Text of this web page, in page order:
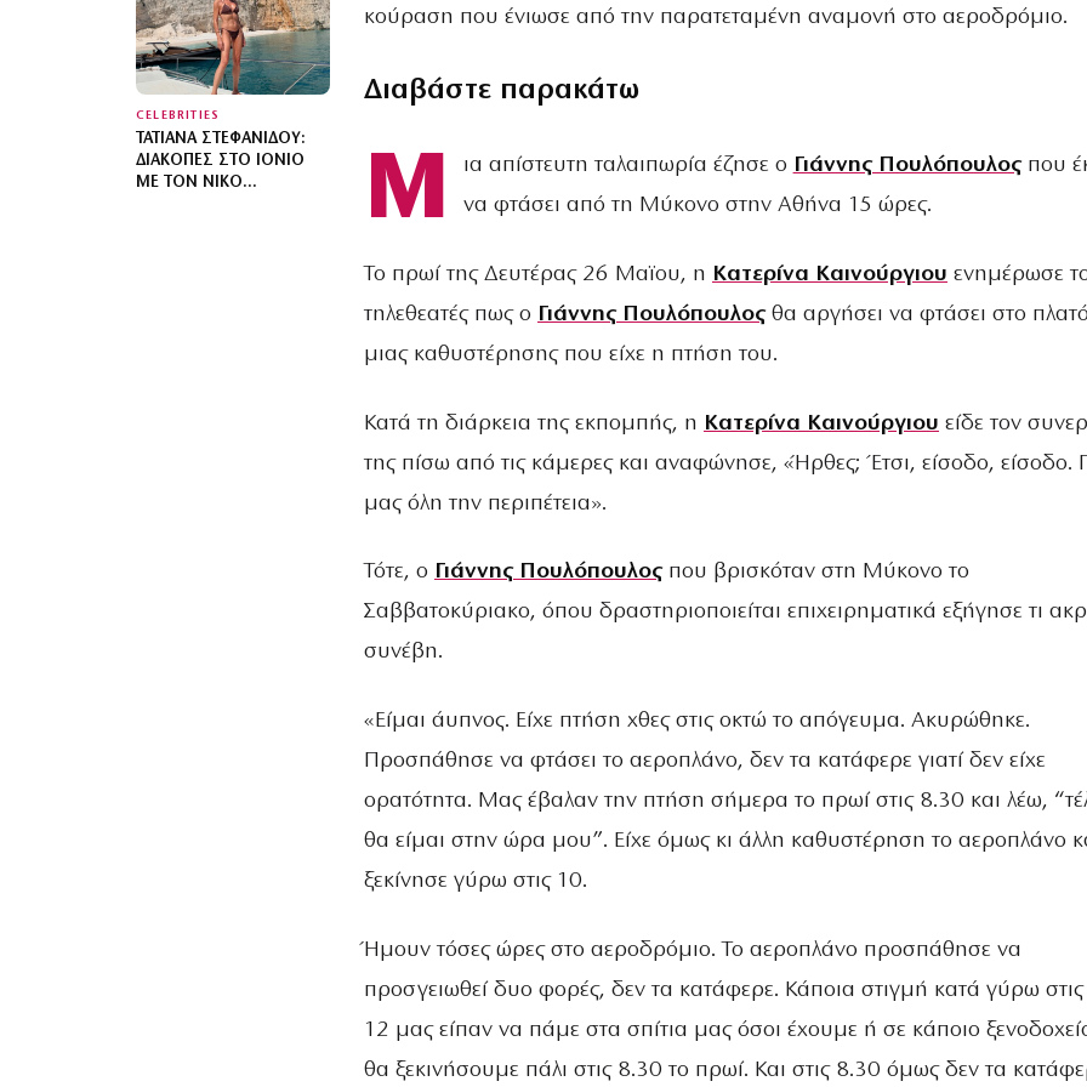
ΕΠΈΤΕΙΟ ΤΗΝ ΑΝΑΝΈΩΣΗ
ΤΩΝ ΌΡΚΩΝ ΤΟΥΣ –
«ΕΊΧΕ ΚΑΤΑΛΉΞΕΙ ΝΑ
ΚΛΑΊΕΙ»
CELEBRITIES
ΤΑΤΙΆΝΑ ΣΤΕΦΑΝΊΔΟΥ:
ΔΙΑΚΟΠΈΣ ΣΤΟ ΙΌΝΙΟ
ΜΕ ΤΟΝ ΝΊΚΟ
κούραση που ένιωσε από την παρατεταμένη αναμονή στο αεροδρόμιο.
Διαβάστε παρακάτω
Μ ια απίστευτη ταλαιπωρία έζησε ο Γιάννης Πουλόπουλοςπου
να φτάσει από τη Μύκονο στην Αθήνα 15 ώρες.
Το πρωί της Δευτέρας 26 Μαϊου, η Κατερίνα Καινούργιου ενημέρωσε
τηλεθεατές πως ο Γιάννης Πουλόπουλοςθα αργήσει να φτάσει στο
μιας καθυστέρησης που είχε η πτήση του.
Κατά τη διάρκεια της εκπομπής, η Κατερίνα Καινούργιου είδε τον
της πίσω από τις κάμερες και αναφώνησε, «Ήρθες; Έτσι, είσοδο, είσοδο.
μας όλη την περιπέτεια».
Τότε, ο Γιάννης Πουλόπουλοςπου βρισκόταν στη Μύκονο το
Σαββατοκύριακο, όπου δραστηριοποιείται επιχειρηματικά εξήγησε τι
συνέβη.
«Είμαι άυπνος. Είχε πτήση χθες στις οκτώ το απόγευμα. Ακυρώθηκε.
Προσπάθησε να φτάσει το αεροπλάνο, δεν τα κατάφερε γιατί δεν είχε
ορατότητα. Μας έβαλαν την πτήση σήμερα το πρωί στις 8.30 και λέω,
θα είμαι στην ώρα μου”. Είχε όμως κι άλλη καθυστέρηση το αεροπλάνο
ξεκίνησε γύρω στις 10.
Ήμουν τόσες ώρες στο αεροδρόμιο. Το αεροπλάνο προσπάθησε να
προσγειωθεί δυο φορές, δεν τα κατάφερε. Κάποια στιγμή κατά γύρω
12 μας είπαν να πάμε στα σπίτια μας όσοι έχουμε ή σε κάποιο
θα ξεκινήσουμε πάλι στις 8.30 το πρωί. Και στις 8.30 όμως δεν τα